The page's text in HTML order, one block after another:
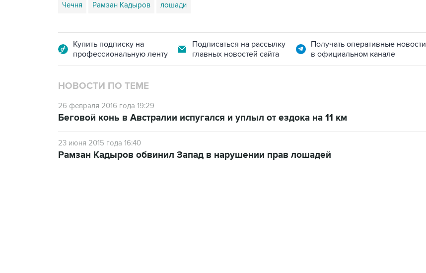
Чечня Рамзан Кадыров лошади
Купить подписку на
профессиональную ленту
Подписаться на рассылку
главных новостей сайта
Получать оперативные новости
в официальном канале
НОВОСТИ ПО ТЕМЕ
26 февраля 2016 года 19:29
Беговой конь в Австралии испугался и уплыл от ездока на 11 км
23 июня 2015 года 16:40
Рамзан Кадыров обвинил Запад в нарушении прав лошадей